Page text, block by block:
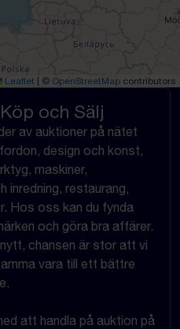
Leaflet © OpenStreetMap contributors
och Sälj
av auktioner på nätet
design och konst,
maskiner,
inredning, restaurang,
Hos oss kan du fynda
och göra bra affärer.
chansen är stor att vi
vara till ett bättre
att handla på auktion på